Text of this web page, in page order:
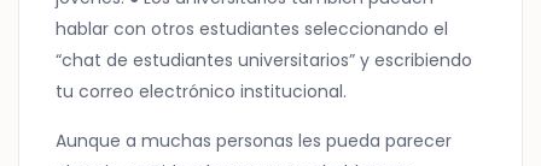
hablar con otros estudiantes seleccionando el
“chat de estudiantes universitarios” y escribiendo
tu correo electrónico institucional.
Aunque a muchas personas les pueda parecer